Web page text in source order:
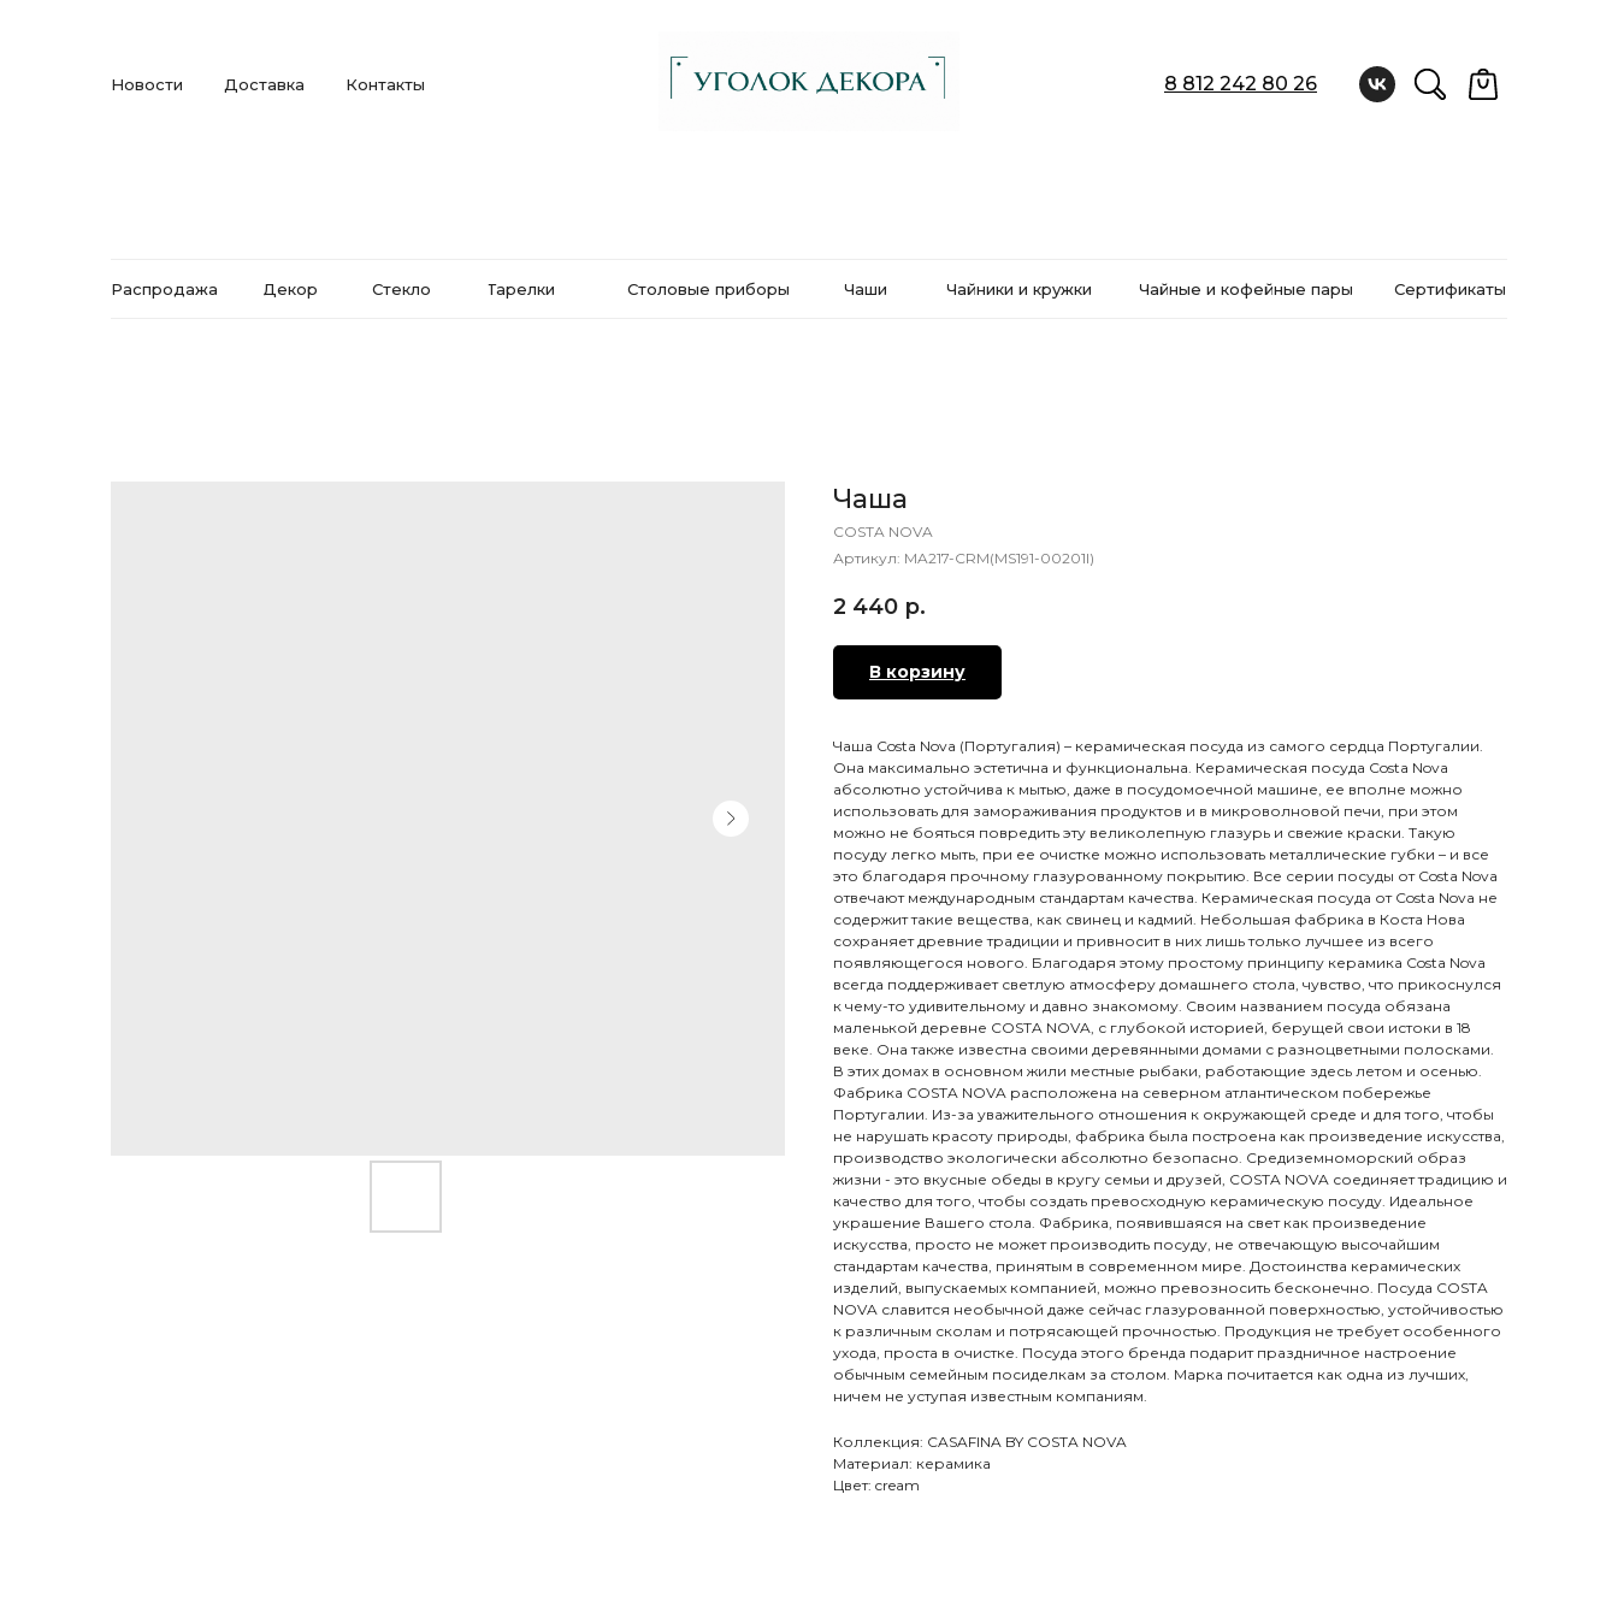
Новости Доставка Контакты 8 812 242 80 26
Распродажа Декор Чайники и кружки
Столовые приборы
Стекло Чайные и кофейные пары Сертификаты
Тарелки Чаши
Чаша
COSTA NOVA
Артикул: MA217-CRM(MS191-00201I)
2 440 р.
В корзину
Чаша Costa Nova (Португалия) – керамическая посуда из самого сердца Португалии.
Она максимально эстетична и функциональна. Керамическая посуда Costa Nova
абсолютно устойчива к мытью, даже в посудомоечной машине, ее вполне можно
использовать для замораживания продуктов и в микроволновой печи, при этом
можно не бояться повредить эту великолепную глазурь и свежие краски. Такую
посуду легко мыть, при ее очистке можно использовать металлические губки – и все
это благодаря прочному глазурованному покрытию. Все серии посуды от Costa Nova
отвечают международным стандартам качества. Керамическая посуда от Costa Nova не
содержит такие вещества, как свинец и кадмий. Небольшая фабрика в Коста Нова
сохраняет древние традиции и привносит в них лишь только лучшее из всего
появляющегося нового. Благодаря этому простому принципу керамика Costa Nova
всегда поддерживает светлую атмосферу домашнего стола, чувство, что прикоснулся
к чему-то удивительному и давно знакомому. Своим названием посуда обязана
маленькой деревне COSTA NOVA, с глубокой историей, берущей свои истоки в 18
веке. Она также известна своими деревянными домами с разноцветными полосками.
В этих домах в основном жили местные рыбаки, работающие здесь летом и осенью.
Фабрика COSTA NOVA расположена на северном атлантическом побережье
Португалии. Из-за уважительного отношения к окружающей среде и для того, чтобы
не нарушать красоту природы, фабрика была построена как произведение искусства,
производство экологически абсолютно безопасно. Средиземноморский образ
жизни - это вкусные обеды в кругу семьи и друзей, COSTA NOVA соединяет традицию и
качество для того, чтобы создать превосходную керамическую посуду. Идеальное
украшение Вашего стола. Фабрика, появившаяся на свет как произведение
искусства, просто не может производить посуду, не отвечающую высочайшим
стандартам качества, принятым в современном мире. Достоинства керамических
изделий, выпускаемых компанией, можно превозносить бесконечно. Посуда COSTA
NOVA славится необычной даже сейчас глазурованной поверхностью, устойчивостью
к различным сколам и потрясающей прочностью. Продукция не требует особенного
ухода, проста в очистке. Посуда этого бренда подарит праздничное настроение
обычным семейным посиделкам за столом. Марка почитается как одна из лучших,
ничем не уступая известным компаниям.
Коллекция: CASAFINA BY COSTA NOVA
Материал: керамика
Цвет: cream